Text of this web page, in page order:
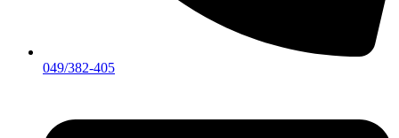
049/382-405